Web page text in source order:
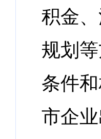
积金
规划
条件
市企